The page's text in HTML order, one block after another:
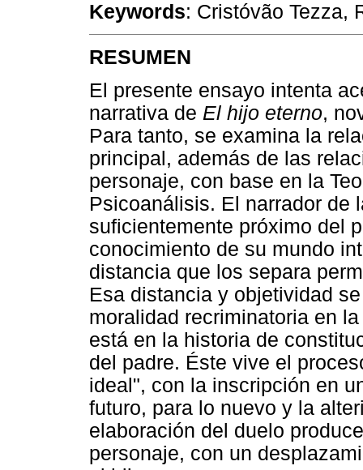
Keywords: Cristóvão Tezza,
RESUMEN
El presente ensayo intenta
narrativa de El hijo eterno,
Para tanto, se examina la
principal, además de las
personaje, con base en la
Psicoanálisis. El narrador de
suficientemente próximo del
conocimiento de su mundo
distancia que los separa
Esa distancia y objetividad
moralidad recriminatoria en
está en la historia de
del padre. Éste vive el
ideal", con la inscripción en
futuro, para lo nuevo y la
elaboración del duelo
personaje, con un